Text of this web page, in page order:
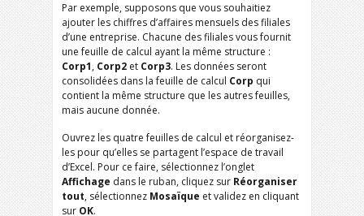
Par exemple, supposons que vous souhaitiez
ajouter les chiffres d’affaires mensuels des filiales
d’une entreprise. Chacune des filiales vous fournit
une feuille de calcul ayant la même structure :
Corp1, Corp2 et Corp3. Les données seront
consolidées dans la feuille de calcul Corp qui
contient la même structure que les autres feuilles,
mais aucune donnée.
Ouvrez les quatre feuilles de calcul et réorganisez-
les pour qu’elles se partagent l’espace de travail
d’Excel. Pour ce faire, sélectionnez l’onglet
Affichage dans le ruban, cliquez sur Réorganiser
tout, sélectionnez Mosaïque et validez en cliquant
sur OK.